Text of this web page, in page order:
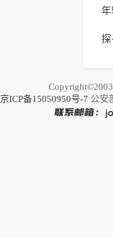
口
年
更
探
京ICP备15050950号-7 公安